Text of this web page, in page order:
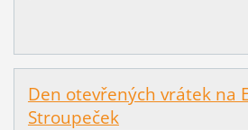
Den otevřených vrátek na
Stroupeček